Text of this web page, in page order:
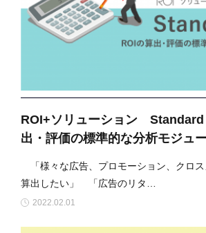
ROI+ソリューション Standard
出・評価の標準的な分析モジュ
「様々な広告、プロモーション、クロ
算出したい」 「広告のリタ…
2022.02.01